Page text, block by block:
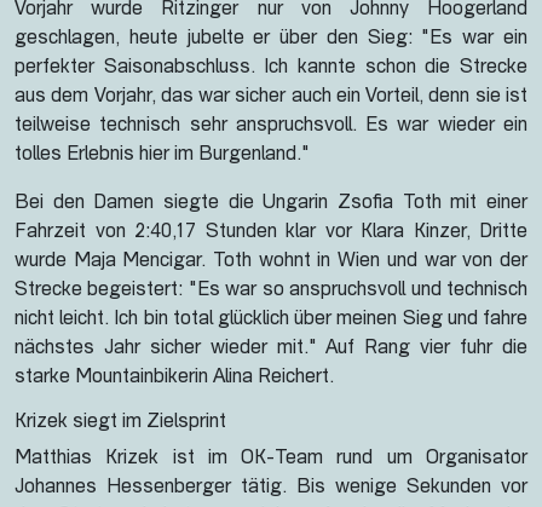
Vorjahr wurde Ritzinger nur von Johnny Hoogerland
geschlagen, heute jubelte er über den Sieg: "Es war ein
perfekter Saisonabschluss. Ich kannte schon die Strecke
aus dem Vorjahr, das war sicher auch ein Vorteil, denn sie ist
teilweise technisch sehr anspruchsvoll. Es war wieder ein
tolles Erlebnis hier im Burgenland."
Bei den Damen siegte die Ungarin Zsofia Toth mit einer
Fahrzeit von 2:40,17 Stunden klar vor Klara Kinzer, Dritte
wurde Maja Mencigar. Toth wohnt in Wien und war von der
Strecke begeistert: "Es war so anspruchsvoll und technisch
nicht leicht. Ich bin total glücklich über meinen Sieg und fahre
nächstes Jahr sicher wieder mit." Auf Rang vier fuhr die
starke Mountainbikerin Alina Reichert.
Krizek siegt im Zielsprint
Matthias Krizek ist im OK-Team rund um Organisator
Johannes Hessenberger tätig. Bis wenige Sekunden vor